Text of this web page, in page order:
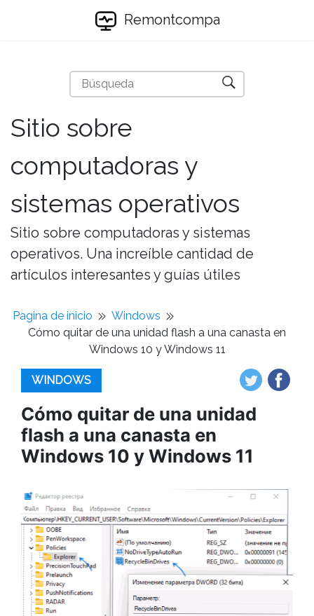
Remontcompa
Sitio sobre
computadoras y
sistemas operativos
Sitio sobre computadoras y sistemas
operativos. Una increíble cantidad de
artículos interesantes y guías útiles
Pagina de inicio
Windows
Cómo quitar de una unidad flash a una canasta en
Windows 10 y Windows 11
WINDOWS
Cómo quitar de una unidad
flash a una canasta en
Windows 10 y Windows 11